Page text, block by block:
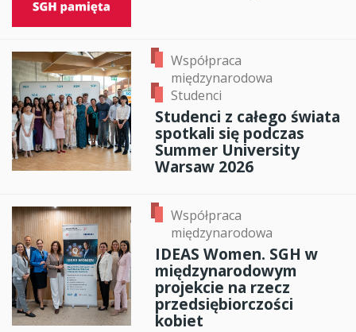
Współpraca
międzynarodowa
Studenci
Studenci z całego świata
spotkali się podczas
Summer University
Warsaw 2026
Współpraca
międzynarodowa
IDEAS Women. SGH w
międzynarodowym
projekcie na rzecz
przedsiębiorczości
kobiet